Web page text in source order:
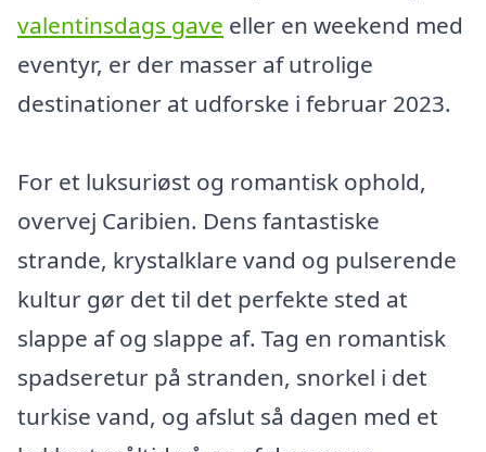
valentinsdags gave eller en weekend med
eventyr, er der masser af utrolige
destinationer at udforske i februar 2023.
For et luksuriøst og romantisk ophold,
overvej Caribien. Dens fantastiske
strande, krystalklare vand og pulserende
kultur gør det til det perfekte sted at
slappe af og slappe af. Tag en romantisk
spadseretur på stranden, snorkel i det
turkise vand, og afslut så dagen med et